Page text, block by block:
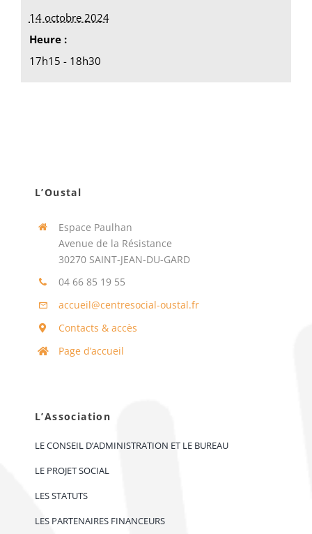
14 octobre 2024
Heure :
17h15 - 18h30
L’Oustal
Espace Paulhan
Avenue de la Résistance
30270 SAINT-JEAN-DU-GARD
04 66 85 19 55
accueil@centresocial-oustal.fr
Contacts & accès
Page d’accueil
L’Association
LE CONSEIL D’ADMINISTRATION ET LE BUREAU
LE PROJET SOCIAL
LES STATUTS
LES PARTENAIRES FINANCEURS